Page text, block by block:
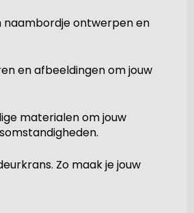
naambordje ontwerpen en
en afbeeldingen om jouw
materialen om jouw
Zo maak je jouw